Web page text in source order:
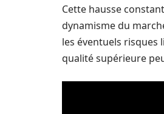
Cette hausse
dynamisme du
les éventuels risques
qualité supérieure